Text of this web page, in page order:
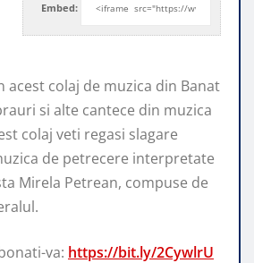
Embed:
acest colaj de muzica din Banat
si alte cantece din muzica
colaj veti regasi slagare
de petrecere interpretate
Mirela Petrean, compuse de
va: https://bit.ly/2CywlrU